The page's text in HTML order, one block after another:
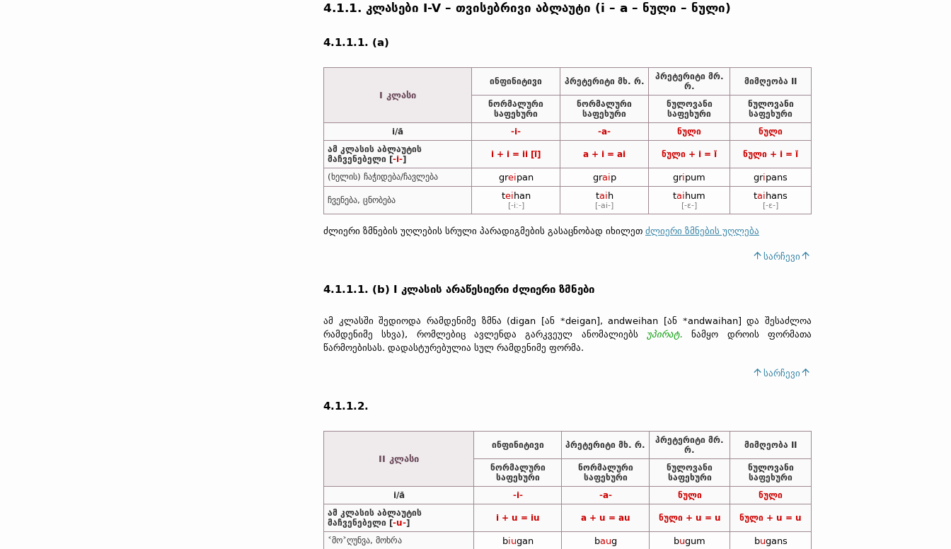
4.1.1. კლასები I-V – თვისებრივი აბლაუტი (i – a – ნული – ნული)
4.1.1.1. (a)
I კლასი
ინფინიტივი პრეტერიტი მხ. რ.
პრეტერიტი მრ.
რ.
მიმღეობა II
ნორმალური
საფეხური
ნორმალური
საფეხური
ნულოვანი
საფეხური
ნულოვანი
საფეხური
i/ă
-i- -a- ნული
ნული
ამ კლასის აბლაუტის
მაჩვენებელი [-i-] i + i = ii [ī] a + i = ai ნული + i = ĭ ნული + i = ĭ
(ხელის) ჩაჭიდება/ჩავლება greipan graip gripum gripans
ჩვენება, ცნობება tei han
[-i:-]
tai h
[-ai-]
tai hum
[-ɛ-]
tai hans
[-ɛ-]
ძლიერი ზმნების უღლების სრული პარადიგმების გასაცნობად იხილეთ ძლიერი ზმნების უღლება
სარჩევი
4.1.1.1. (b) I კლასის არაწესიერი ძლიერი ზმნები
ამ კლასში შედიოდა რამდენიმე ზმნა (digan [ან *deigan], andweihan [ან *andwaihan] და შესაძლოა
რამდენიმე სხვა), რომლებიც ავლენდა გარკვეულ ანომალიებს უპირატ. ნამყო დროის ფორმათა
წარმოებისას. დადასტურებულია სულ რამდენიმე ფორმა.
სარჩევი
4.1.1.2.
II კლასი
ინფინიტივი პრეტერიტი მხ. რ.
პრეტერიტი მრ.
რ.
მიმღეობა II
ნორმალური
საფეხური
ნორმალური
საფეხური
ნულოვანი
საფეხური
ნულოვანი
საფეხური
i/ă
-i- -a- ნული
ნული
ამ კლასის აბლაუტის
მაჩვენებელი [-u-] i + u = iu a + u = au ნული + u = u ნული + u = u
˂მო˃ღუნვა, მოხრა biugan baug bugum bugans